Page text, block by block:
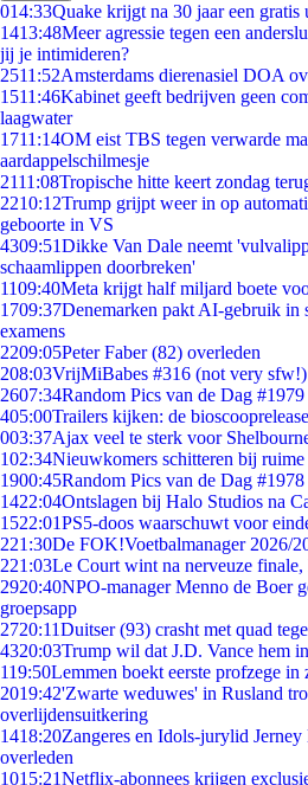
014:33Quake krijgt na 30 jaar een gratis
1413:48Meer agressie tegen een
jij je intimideren?
2511:52Amsterdams dierenasiel DOA
1511:46Kabinet geeft bedrijven geen
laagwater
1711:14OM eist TBS tegen verwarde
aardappelschilmesje
2111:08Tropische hitte keert zondag
2210:12Trump grijpt weer in op
geboorte in VS
4309:51Dikke Van Dale neemt
schaamlippen doorbreken'
1109:40Meta krijgt half miljard boete
1709:37Denemarken pakt AI-gebruik in
examens
2209:05Peter Faber (82) overleden
208:03VrijMiBabes #316 (not very sfw!)
2607:34Random Pics van de Dag #1979
405:00Trailers kijken: de
003:37Ajax veel te sterk voor
102:34Nieuwkomers schitteren bij
1900:45Random Pics van de Dag #1978
1422:04Ontslagen bij Halo Studios na
1522:01PS5-doos waarschuwt voor
221:30De FOK!Voetbalmanager 2026/
221:03Le Court wint na nerveuze finale,
2920:40NPO-manager Menno de Boer
groepsapp
2720:11Duitser (93) crasht met quad
4320:03Trump wil dat J.D. Vance hem
119:50Lemmen boekt eerste profzege
2019:42'Zwarte weduwes' in Rusland
overlijdensuitkering
1418:20Zangeres en Idols-jurylid
overleden
1015:21Netflix-abonnees krijgen